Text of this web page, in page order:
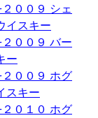
００９ シェ
イスキー
００９ バー
ー
００９ ホグ
スキー
０１０ ホグ